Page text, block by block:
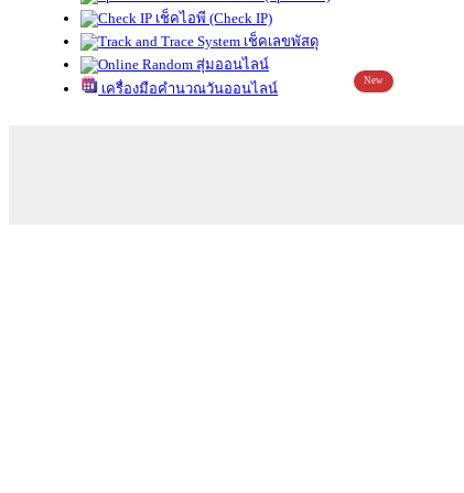
เช็คไอพี (Check IP)
เช็คเลขพัสดุ
สุ่มออนไลน์
เครื่องมือคำนวณวันออนไลน์
New